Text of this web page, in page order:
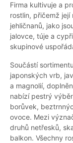
Firma kultivuje a
rostlin, přičemž
jehličnanů, jako
jalovce, túje a
skupinové
Součástí
japonských vrb,
a magnolií,
nabízí pestrý
borůvek,
ovoce. Mezi
druhů netřesků,
balkon. Všechny